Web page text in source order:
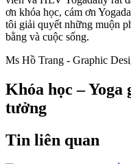
ơn khóa học, cám ơn
tôi giải quyết những muộn
bằng và cuộc sống.
Ms Hồ Trang - Graphic
Khóa học –
tưởng
Tin liên quan